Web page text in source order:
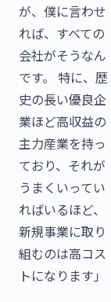
が、僕に言わせ
れば、すべての
会社がそうなん
です。 特に、歴
史の長い優良企
業ほど高収益の
主力産業を持っ
ており、それが
うまくいってい
ればいるほど、
新規事業に取り
組むのは高コス
トになります」